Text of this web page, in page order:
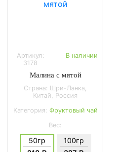
Артикул:
3178
В наличии
Малина с мятой
Страна: Шри-Ланка,
Китай, Россия
Категория: Фруктовый чай
Вес:
50гр
100гр